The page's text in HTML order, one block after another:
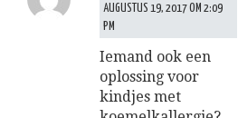
AUGUSTUS 19, 2017 OM 2:09
PM
Iemand ook een
oplossing voor
kindjes met